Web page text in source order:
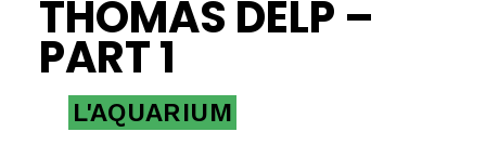
THOMAS DELP –
PART 1
L'AQUARIUM